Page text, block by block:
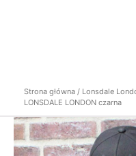
Strona główna / Lonsdale
LONSDALE LONDON czarna